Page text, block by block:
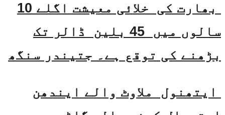
بھارت کی خلائی معیشت اگلے 10
سالوں میں 45 بلین ڈالر تک
بڑھنے کی توقع ہے۔ جتیندر سنگھ
ایتھنول ملاوٹ والے ایندھن